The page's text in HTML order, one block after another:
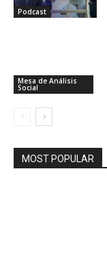
Podcast
Mesa de Análisis
Social
MOST POPULAR